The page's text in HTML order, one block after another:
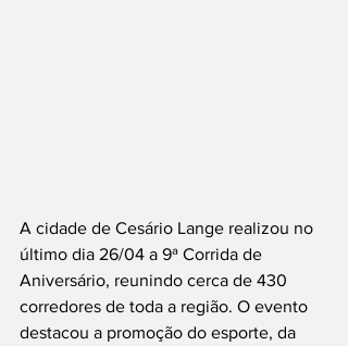
A cidade de Cesário Lange realizou no
último dia 26/04 a 9ª Corrida de
Aniversário, reunindo cerca de 430
corredores de toda a região. O evento
destacou a promoção do esporte, da